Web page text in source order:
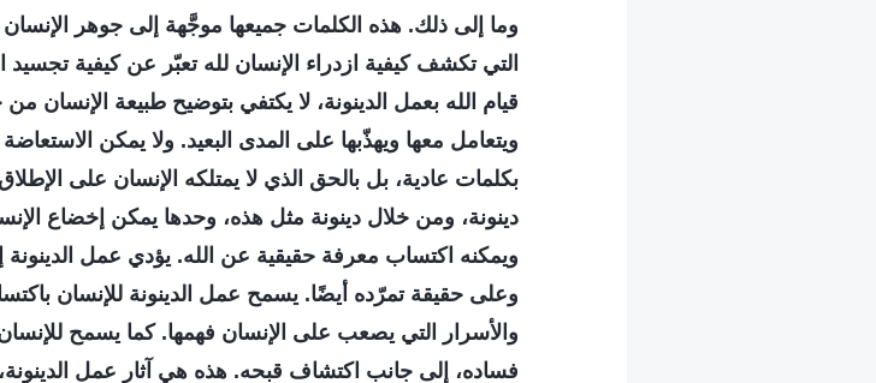
وما إلى ذلك. هذه الكلمات جميعها موجَّهة إلى جوهر
التي تكشف كيفية ازدراء الإنسان لله تعبّر عن كيفية
قيام الله بعمل الدينونة، لا يكتفي بتوضيح طبيعة
ويتعامل معها ويهذّبها على المدى البعيد. ولا يمكن
بكلمات عادية، بل بالحق الذي لا يمتلكه الإنسان على
دينونة، ومن خلال دينونة مثل هذه، وحدها يمكن إخضاع
ويمكنه اكتساب معرفة حقيقية عن الله. يؤدي عمل
وعلى حقيقة تمرّده أيضًا. يسمح عمل الدينونة للإنسان
والأسرار التي يصعب على الإنسان فهمها. كما يسمح
فساده، إلى جانب اكتشاف قبحه. هذه هي آثار عمل